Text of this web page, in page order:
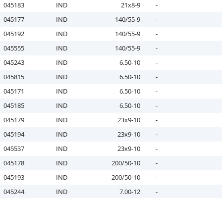
045183
IND 21x8-9
-
045177
IND 140/55-9
-
045192
IND 140/55-9
-
045555
IND 140/55-9
-
045243
IND 6.50-10
-
045815
IND 6.50-10
-
045171
IND 6.50-10
-
045185
IND 6.50-10
-
045179
IND 23x9-10
-
045194
IND 23x9-10
-
045537
IND 23x9-10
-
045178
IND 200/50-10
-
045193
IND 200/50-10
-
045244
IND 7.00-12
-